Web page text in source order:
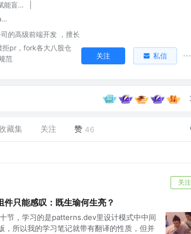
高级盲人按摩师-赋能盲人推拿
家里蹲开发limit company
的高级前端开发 ，擅长
pr，fork各大八股仓
范
关注 私信
藏集 关注 赞 46
关注
只能感叹：既生瑜何生亮？
节，学习的是patterns.dev里设计模式中中间
，所以我的学习笔记就带有翻译的性质，但并